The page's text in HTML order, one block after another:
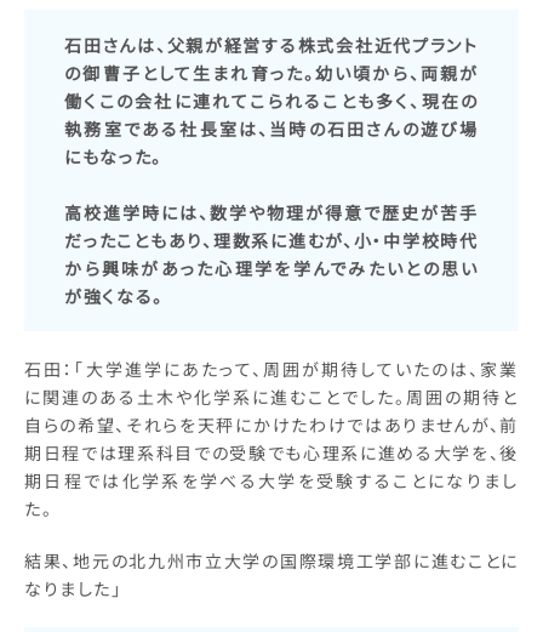
石田さんは、父親が経営する株式会社近代プラント
の御曹子として生まれ育った。幼い頃から、両親が
働くこの会社に連れてこられることも多く、現在の
執務室である社長室は、当時の石田さんの遊び場
にもなった。
高校進学時には、数学や物理が得意で歴史が苦手
だったこともあり、理数系に進むが、小・中学校時代
から興味があった心理学を学んでみたいとの思い
が強くなる。
石田：「大学進学にあたって、周囲が期待していたのは、家業
に関連のある土木や化学系に進むことでした。周囲の期待と
自らの希望、それらを天秤にかけたわけではありませんが、前
期日程では理系科目での受験でも心理系に進める大学を、後
期日程では化学系を学べる大学を受験することになりまし
た。
結果、地元の北九州市立大学の国際環境工学部に進むことに
なりました」